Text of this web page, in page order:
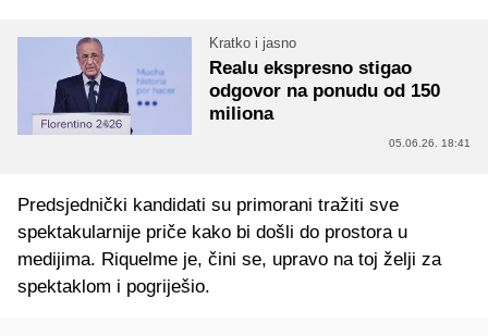
Kratko i jasno
Realu ekspresno stigao
odgovor na ponudu od 150
miliona
05.06.26. 18:41
Predsjednički kandidati su primorani tražiti sve
spektakularnije priče kako bi došli do prostora u
medijima. Riquelme je, čini se, upravo na toj želji za
spektaklom i pogriješio.